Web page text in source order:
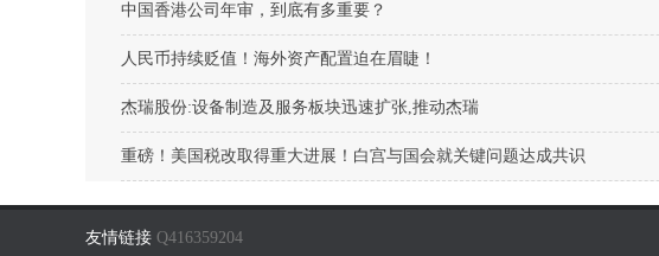
中国香港公司年审，到底有多重要？
人民币持续贬值！海外资产配置迫在眉睫！
杰瑞股份:设备制造及服务板块迅速扩张,推动杰瑞
重磅！美国税改取得重大进展！白宫与国会就关键问题达成共识
友情链接 Q416359204